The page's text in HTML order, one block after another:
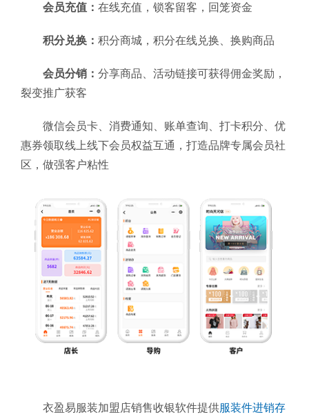
会员充值： 在线充值，锁客留客，回笼资金
积分兑换： 积分商城，积分在线兑换、换购商品
会员分销： 分享商品、活动链接可获得佣金奖励，
裂变推广获客
微信会员卡、消费通知、账单查询、打卡积分、优
惠券领取线上线下会员权益互通，打造品牌专属会员社
区，做强客户粘性
衣盈易服装加盟店销售收银软件提供服装件进销存